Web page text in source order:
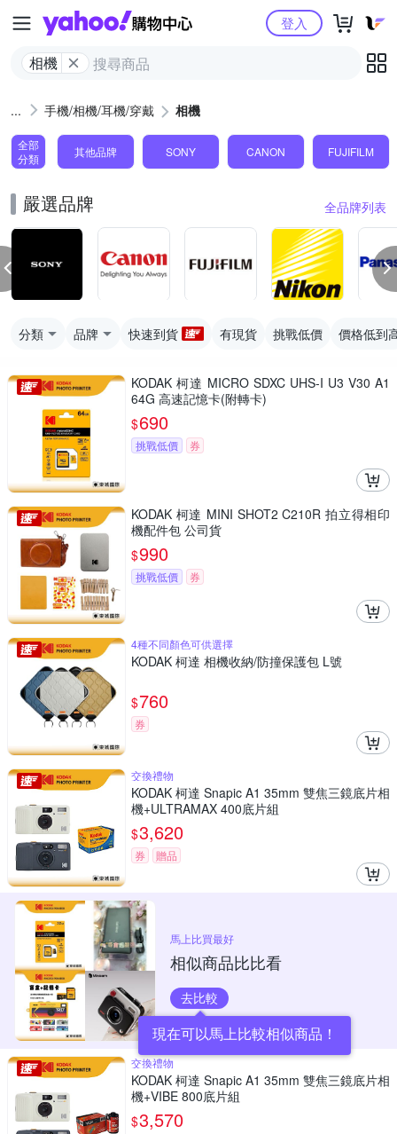
Yahoo購物中心
相機
登入
手機/相機/耳機/穿戴 相機
全部
分類
其他品牌 SONY CANON FUJIFILM
嚴選品牌 全品牌列表
分類 品牌 快速到貨 有現貨 挑戰低價 價格低到
KODAK 柯達 MICRO SDXC UHS-I U3 V30 A1
64G 高速記憶卡(附轉卡)
$690
挑戰低價 券
KODAK 柯達 MINI SHOT2 C210R 拍立得相印
機配件包 公司貨
$990
挑戰低價 券
4種不同顏色可供選擇
KODAK 柯達 相機收納/防撞保護包 L號
$760
券
交換禮物
KODAK 柯達 Snapic A1 35mm 雙焦三鏡底片相
機+ULTRAMAX 400底片組
$3,620
券 贈品
馬上比買最好
相似商品比比看
去比較
現在可以馬上比較相似商品！
交換禮物
KODAK 柯達 Snapic A1 35mm 雙焦三鏡底片相
機+VIBE 800底片組
$3,570